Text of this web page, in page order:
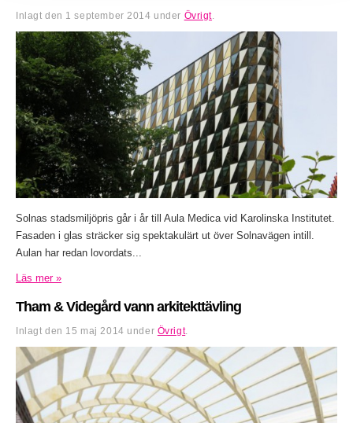
Inlagt den 1 september 2014 under Övrigt
Solnas stadsmiljöpris går i år till Aula Medica vid Karolinska Institutet.
Fasaden i glas sträcker sig spektakulärt ut över Solnavägen intill.
Aulan har redan lovordats...
Läs mer »
Tham & Videgård vann arkitekttävling
Inlagt den 15 maj 2014 under Övrigt.